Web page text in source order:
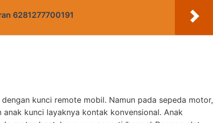
6281277700191
kunci remote mobil. Namun pada sepeda motor,
kunci layaknya kontak konvensional. Anak